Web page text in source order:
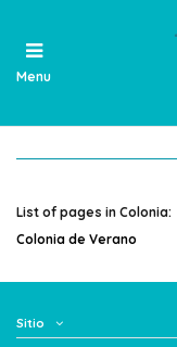
Menu
List of pages in Colonia:
Colonia de Verano
Sitio